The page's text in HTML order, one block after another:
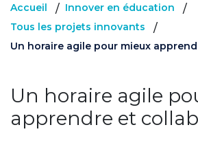
Accueil / Innover en éducation /
Tous les projets innovants /
Un horaire agile pour mieux
Un horaire agile
apprendre et